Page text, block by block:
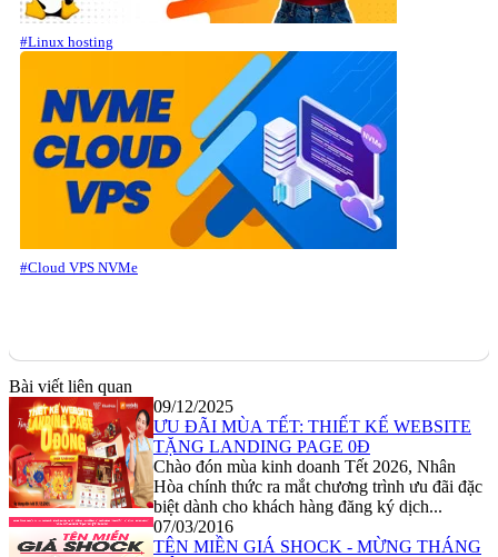
#Linux hosting
#Cloud VPS NVMe
Bài viết liên quan
09/12/2025
ƯU ĐÃI MÙA TẾT: THIẾT KẾ WEBSITE
TẶNG LANDING PAGE 0Đ
Chào đón mùa kinh doanh Tết 2026, Nhân
Hòa chính thức ra mắt chương trình ưu đãi đặc
biệt dành cho khách hàng đăng ký dịch...
07/03/2016
TÊN MIỀN GIÁ SHOCK - MỪNG THÁNG